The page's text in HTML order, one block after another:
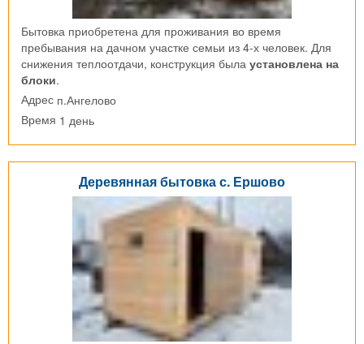
Бытовка приобретена для проживания во время
пребывания на дачном участке семьи из 4-х человек. Для
снижения теплоотдачи, конструкция была установлена на
блоки.
Адрес п.Ангелово
Время 1 день
Деревянная бытовка с. Ершово